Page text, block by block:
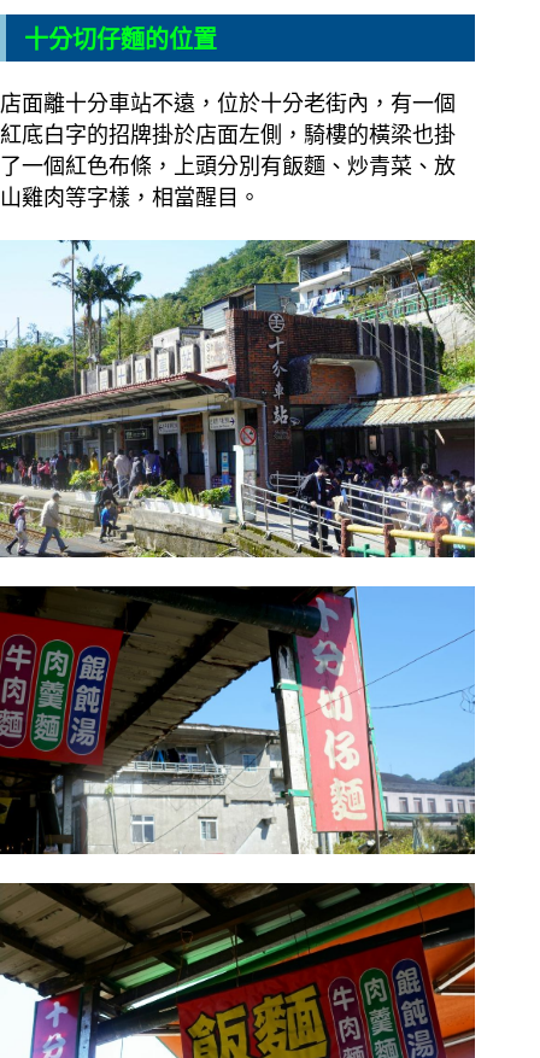
十分切仔麵的位置
店面離十分車站不遠，位於十分老街內，有一個
紅底白字的招牌掛於店面左側，騎樓的橫梁也掛
了一個紅色布條，上頭分別有飯麵、炒青菜、放
山雞肉等字樣，相當醒目。